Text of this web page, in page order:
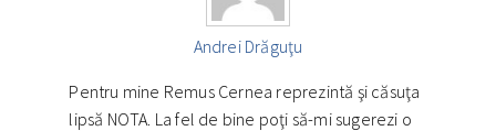
Andrei Drăguţu
Pentru mine Remus Cernea reprezintă şi căsuţa
lipsă NOTA. La fel de bine poţi să-mi sugerezi o